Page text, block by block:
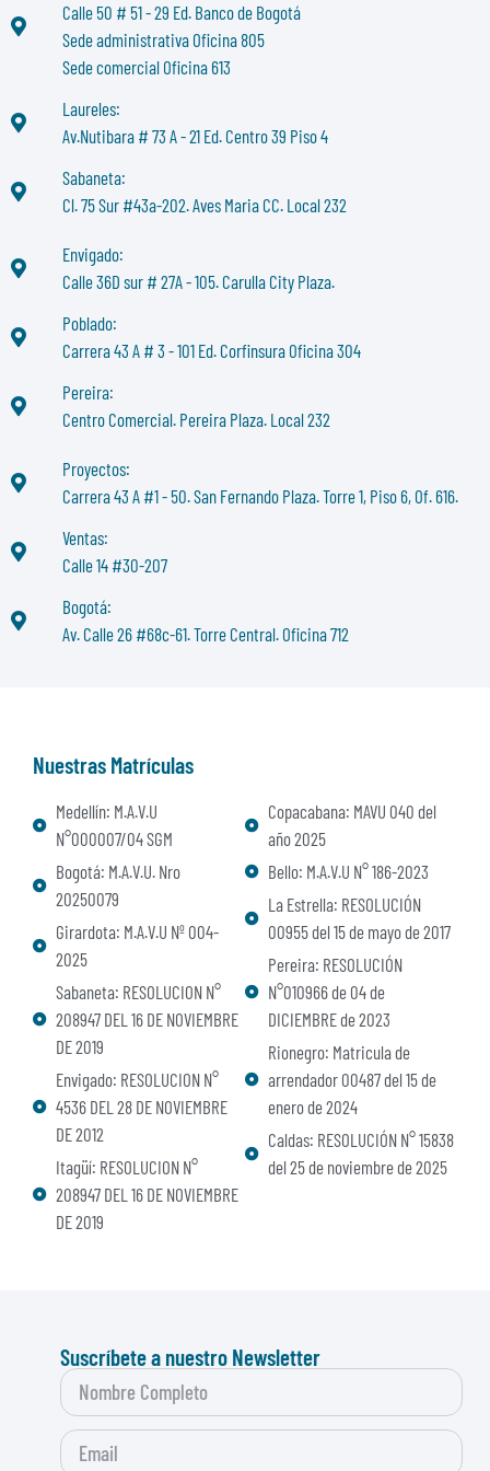
Calle 50 # 51 - 29 Ed. Banco de Bogotá
Sede administrativa Oficina 805
Sede comercial Oficina 613
Laureles:
Av.Nutibara # 73 A - 21 Ed. Centro 39 Piso 4
Sabaneta:
Cl. 75 Sur #43a-202. Aves Maria CC. Local 232
Envigado:
Calle 36D sur # 27A - 105. Carulla City Plaza.
Poblado:
Carrera 43 A # 3 - 101 Ed. Corfinsura Oficina 304
Pereira:
Centro Comercial. Pereira Plaza. Local 232
Proyectos:
Carrera 43 A #1 - 50. San Fernando Plaza. Torre 1, Piso 6, Of. 616.
Ventas:
Calle 14 #30-207
Bogotá:
Av. Calle 26 #68c-61. Torre Central. Oficina 712
Nuestras Matrículas
Medellín: M.A.V.U
N°000007/04 SGM
Bogotá: M.A.V.U. Nro
20250079
Girardota: M.A.V.U Nº 004-
2025
Sabaneta: RESOLUCION N°
208947 DEL 16 DE NOVIEMBRE
DE 2019
Envigado: RESOLUCION N°
4536 DEL 28 DE NOVIEMBRE
DE 2012
Itagüí: RESOLUCION N°
208947 DEL 16 DE NOVIEMBRE
DE 2019
Copacabana: MAVU 040 del
año 2025
Bello: M.A.V.U N° 186-2023
La Estrella: RESOLUCIÓN
00955 del 15 de mayo de 2017
Pereira: RESOLUCIÓN
N°010966 de 04 de
DICIEMBRE de 2023
Rionegro: Matricula de
arrendador 00487 del 15 de
enero de 2024
Caldas: RESOLUCIÓN N° 15838
del 25 de noviembre de 2025
Suscríbete a nuestro Newsletter